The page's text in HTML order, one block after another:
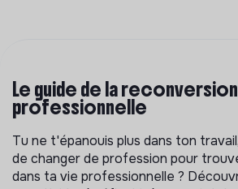
Le guide de la reconversion
professionnelle
Tu ne t'épanouis plus dans ton
de changer de profession pour
dans ta vie professionnelle ?